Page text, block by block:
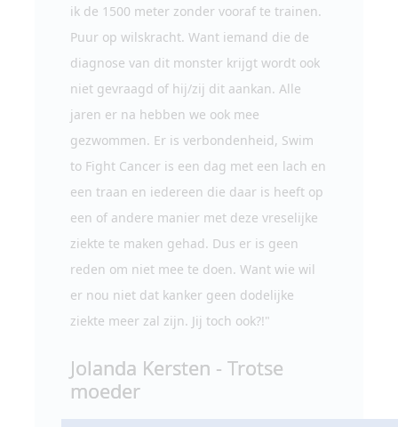
ik de 1500 meter zonder vooraf te trainen.
Puur op wilskracht. Want iemand die de
diagnose van dit monster krijgt wordt ook
niet gevraagd of hij/zij dit aankan. Alle
jaren er na hebben we ook mee
gezwommen. Er is verbondenheid, Swim
to Fight Cancer is een dag met een lach en
een traan en iedereen die daar is heeft op
een of andere manier met deze vreselijke
ziekte te maken gehad. Dus er is geen
reden om niet mee te doen. Want wie wil
er nou niet dat kanker geen dodelijke
ziekte meer zal zijn. Jij toch ook?!"
Jolanda Kersten - Trotse
moeder